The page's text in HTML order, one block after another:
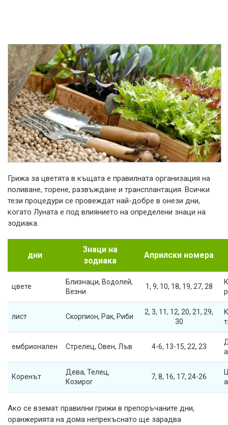
Грижа за цветята в къщата е правилната организация на
поливане, торене, развъждане и трансплантация. Всички
тези процедури се провеждат най-добре в онези дни,
когато Луната е под влиянието на определени знаци на
зодиака.
дни
Знаци на
зодиака
Априлски номера
цвете
Близнаци, Водолей,
Везни
1, 9, 10, 18, 19, 27, 28
лист Скорпион, Рак, Риби
2, 3, 11, 12, 20, 21, 29,
30
ембрионален Стрелец, Овен, Лъв 4-6, 13-15, 22, 23
Коренът
Дева, Телец,
Козирог
7, 8, 16, 17, 24-26
Ако се вземат правилни грижи в препоръчаните дни,
оранжерията на дома непрекъснато ще зарадва